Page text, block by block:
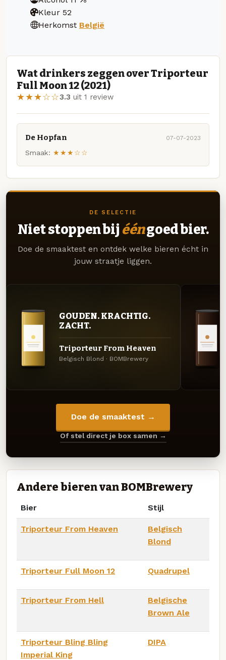
Kleur 52
Herkomst België
Wat drinkers zeggen over Triporteur
Full Moon 12 (2021)
★★★☆☆3.3 uit 1 review
De Hopfan 07-07-2023
Smaak: ★★★☆☆
DE SELECTIE
Niet stoppen bij ééngoed bier.
Doe de smaaktest en ontdek welke bieren écht in
jouw straatje liggen.
GOUDEN. KRACHTIG.
ZACHT.
Triporteur From Heaven
Belgisch Blond · BOMBrewery
Doe de smaaktest →
Of stel direct je box samen →
Andere bieren van BOMBrewery
Bier Stijl
Triporteur From Heaven
Belgisch
Blond
Triporteur Full Moon 12 Quadrupel
Triporteur From Hell
Belgische
Brown Ale
Triporteur Bling Bling
Imperial King
DIPA